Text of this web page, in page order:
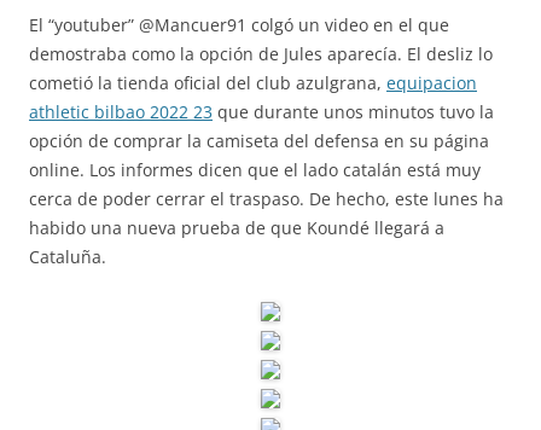
El “youtuber” @Mancuer91 colgó un video en el que
demostraba como la opción de Jules aparecía. El desliz lo
cometió la tienda oficial del club azulgrana, equipacion
athletic bilbao 2022 23 que durante unos minutos tuvo la
opción de comprar la camiseta del defensa en su página
online. Los informes dicen que el lado catalán está muy
cerca de poder cerrar el traspaso. De hecho, este lunes ha
habido una nueva prueba de que Koundé llegará a
Cataluña.